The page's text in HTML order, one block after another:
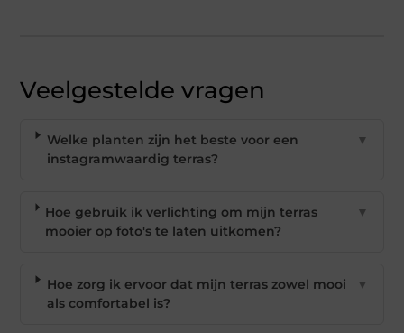
Veelgestelde vragen
Welke planten zijn het beste voor een
instagramwaardig terras?
▼
Hoe gebruik ik verlichting om mijn terras
mooier op foto's te laten uitkomen?
▼
Hoe zorg ik ervoor dat mijn terras zowel mooi
als comfortabel is?
▼